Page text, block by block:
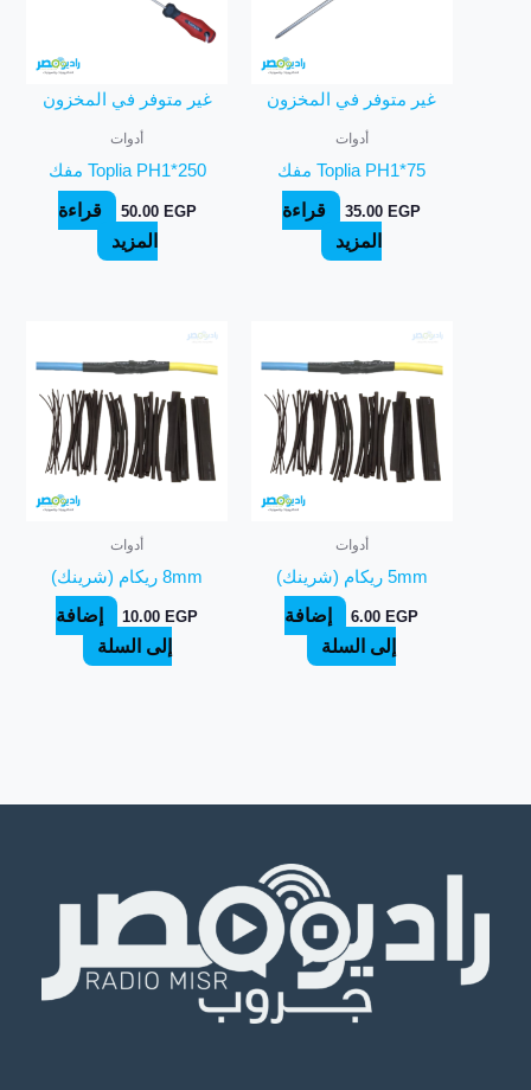
غير متوفر في المخزون
أدوات
Toplia PH1*75 مفك
35.00EGP
قراءة
المزيد
غير متوفر في المخزون
أدوات
Toplia PH1*250 مفك
50.00 EGP
قراءة
المزيد
أدوات
5mm ريكام (شرينك)
6.00 EGP
إضافة
إلى السلة
أدوات
8mm ريكام (شرينك)
10.00 EGP
إضافة
إلى السلة